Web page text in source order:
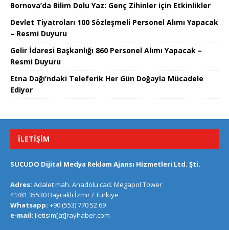
Bornova’da Bilim Dolu Yaz: Genç Zihinler için Etkinlikler
Devlet Tiyatroları 100 Sözleşmeli Personel Alımı Yapacak
– Resmi Duyuru
Gelir İdaresi Başkanlığı 860 Personel Alımı Yapacak –
Resmi Duyuru
Etna Dağı’ndaki Teleferik Her Gün Doğayla Mücadele
Ediyor
İLETIŞIM
SUCUDO Dijital Medya Reklam Ajansı Hizmetleri Ltd. Şti.
Adres: Adalet mah. Anadolu cad. Megapol Tower
41/81 35530 Bayraklı İzmir / Türkiye
Whatsapp: +90 (553) 770 52 69
e-mail: iletisim[at]rayhaber.com